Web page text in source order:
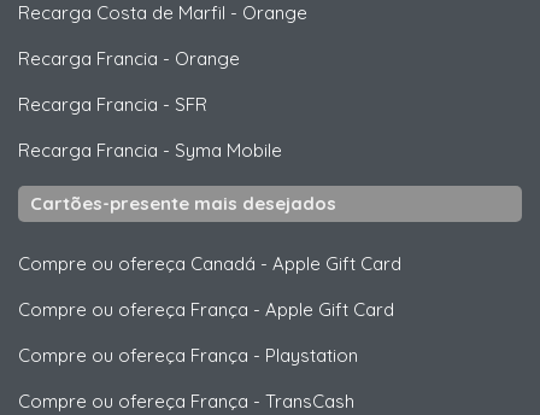
Recarga Costa de Marfil - Orange
Recarga Francia - Orange
Recarga Francia - SFR
Recarga Francia - Syma Mobile
Cartões-presente mais desejados
Compre ou ofereça Canadá - Apple Gift Card
Compre ou ofereça França - Apple Gift Card
Compre ou ofereça França - Playstation
Compre ou ofereça França - TransCash